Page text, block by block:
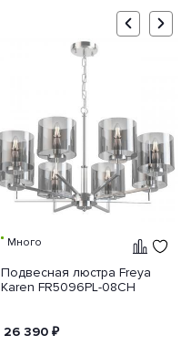
Много
Подвесная люстра Freya
Karen FR5096PL-08CH
26 390 ₽